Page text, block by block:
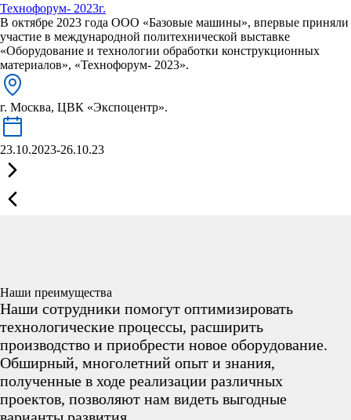
Технофорум- 2023г.
В октябре 2023 года ООО «Базовые машины», впервые приняли
участие в международной политехнической выставке
«Оборудование и технологии обработки конструкционных
материалов», «Технофорум- 2023».
г. Москва, ЦВК «Экспоцентр».
23.10.2023-26.10.23
Наши преимущества
Наши сотрудники помогут оптимизировать
технологические процессы, расширить
производство и приобрести новое оборудование.
Обширный, многолетний опыт и знания,
полученные в ходе реализации различных
проектов, позволяют нам видеть выгодные